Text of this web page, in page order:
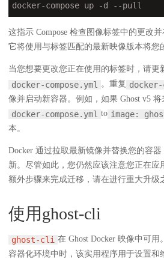
docker-compose up -d --pull
这指示 Compose 检查图像标签中的更改
它将使用与标签匹配的最新映像版本将您
当您想要更改您正在使用的标签时，请更
docker-compose.yml 。重复 docker-
像并启动新容器。例如，如果 Ghost v5
docker-compose.yml to image:
本。
Docker 通过拉取最新镜像并替换您的容器
新。尽管如此，您仍然应该注意您正在应
额外步骤来完成迁移，请在进行重大升级
使用ghost-cli
ghost-cli 在 Ghost Docker 映像中可
容器化环境中时，该实用程序用于设置和